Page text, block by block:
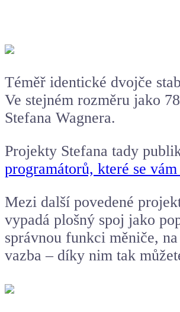
Téměř identické dvojče
Ve stejném rozměru jako
Stefana Wagnera.
Projekty Stefana tady
programátorů, které se
Mezi další povedené
vypadá plošný spoj jako
správnou funkci měniče,
vazba – díky nim tak